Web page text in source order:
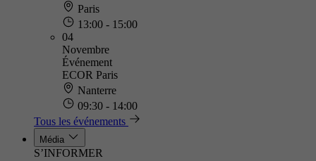
Paris
13:00 - 15:00
04
Novembre
Événement
ECOR Paris
Nanterre
09:30 - 14:00
Tous les événements
Média
S’INFORMER